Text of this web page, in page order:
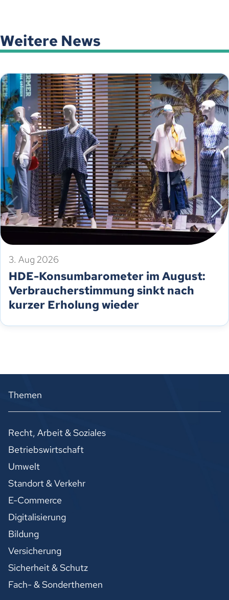
Weitere News
3. Aug 2026
HDE-Konsumbarometer im August:
Verbraucherstimmung sinkt nach
kurzer Erholung wieder
Themen
Recht, Arbeit & Soziales
Betriebswirtschaft
Umwelt
Standort & Verkehr
E-Commerce
Digitalisierung
Bildung
Versicherung
Sicherheit & Schutz
Fach- & Sonderthemen